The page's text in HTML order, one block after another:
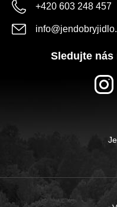
+420 603 248 457
info@
Sledujte